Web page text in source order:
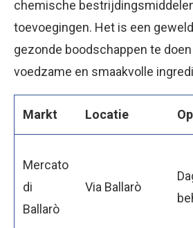
chemische
toevoegingen. Het is een
gezonde boodschappen te
voedzame en smaakvolle
Markt Locatie
Mercato
di
Ballarò
Via Ballarò